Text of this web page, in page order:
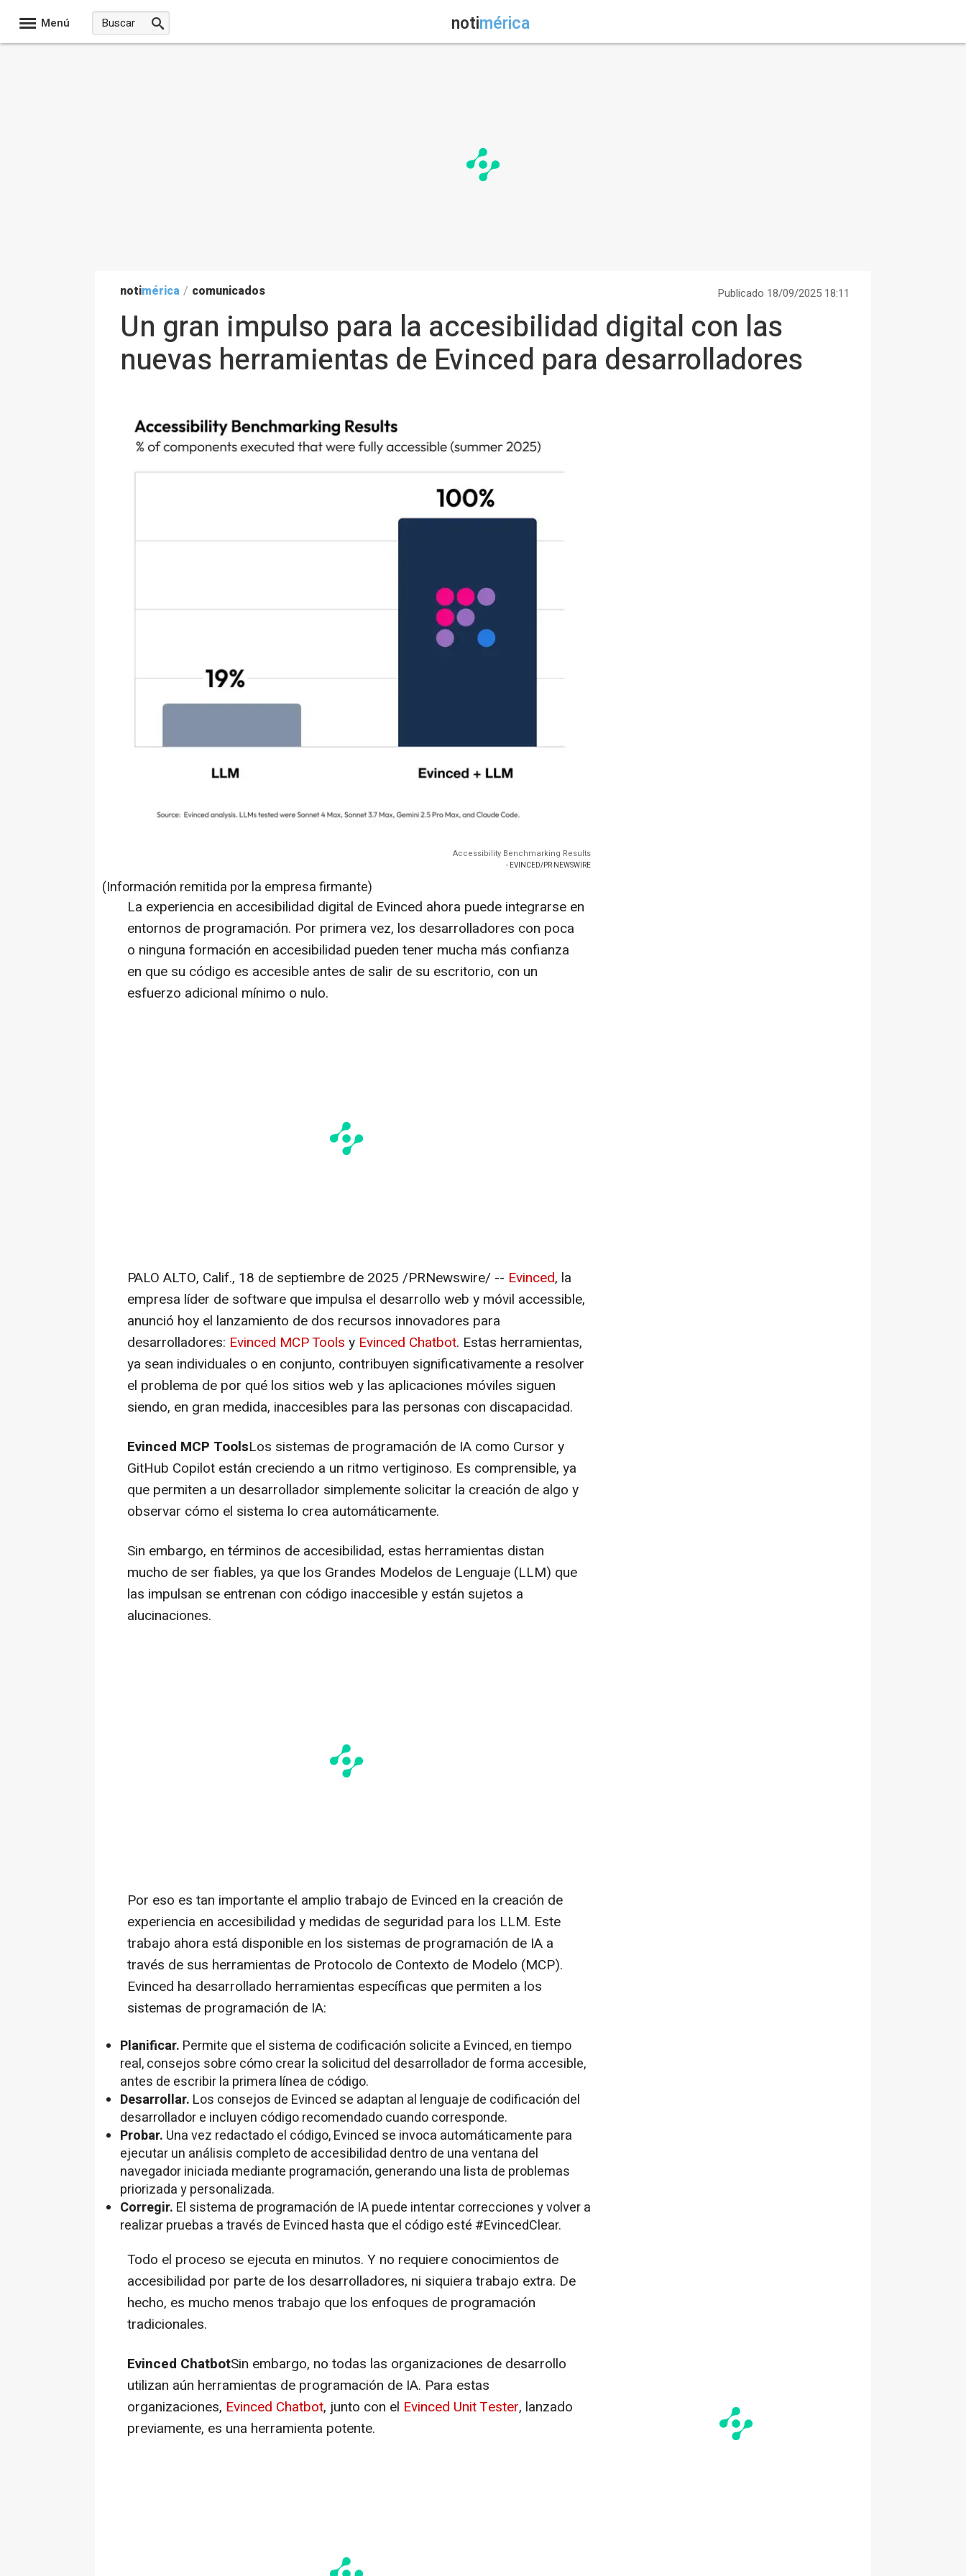
Menú notimérica
notimérica / comunicados Publicado 18/09/2025 18:11
Un gran impulso para la accesibilidad digital con las
nuevas herramientas de Evinced para desarrolladores
Accessibility Benchmarking Results
- EVINCED/PR NEWSWIRE
(Información remitida por la empresa firmante)
La experiencia en accesibilidad digital de Evinced ahora puede integrarse en
entornos de programación. Por primera vez, los desarrolladores con poca
o ninguna formación en accesibilidad pueden tener mucha más confianza
en que su código es accesible antes de salir de su escritorio, con un
esfuerzo adicional mínimo o nulo.
PALO ALTO, Calif., 18 de septiembre de 2025 /PRNewswire/ -- Evinced, la
empresa líder de software que impulsa el desarrollo web y móvil accessible,
anunció hoy el lanzamiento de dos recursos innovadores para
desarrolladores: Evinced MCP Tools y Evinced Chatbot. Estas herramientas,
ya sean individuales o en conjunto, contribuyen significativamente a resolver
el problema de por qué los sitios web y las aplicaciones móviles siguen
siendo, en gran medida, inaccesibles para las personas con discapacidad.
Evinced MCP ToolsLos sistemas de programación de IA como Cursor y
GitHub Copilot están creciendo a un ritmo vertiginoso. Es comprensible, ya
que permiten a un desarrollador simplemente solicitar la creación de algo y
observar cómo el sistema lo crea automáticamente.
Sin embargo, en términos de accesibilidad, estas herramientas distan
mucho de ser fiables, ya que los Grandes Modelos de Lenguaje (LLM) que
las impulsan se entrenan con código inaccesible y están sujetos a
alucinaciones.
Por eso es tan importante el amplio trabajo de Evinced en la creación de
experiencia en accesibilidad y medidas de seguridad para los LLM. Este
trabajo ahora está disponible en los sistemas de programación de IA a
través de sus herramientas de Protocolo de Contexto de Modelo (MCP).
Evinced ha desarrollado herramientas específicas que permiten a los
sistemas de programación de IA:
Planificar. Permite que el sistema de codificación solicite a Evinced, en tiempo
real, consejos sobre cómo crear la solicitud del desarrollador de forma accesible,
antes de escribir la primera línea de código.
Desarrollar. Los consejos de Evinced se adaptan al lenguaje de codificación del
desarrollador e incluyen código recomendado cuando corresponde.
Probar. Una vez redactado el código, Evinced se invoca automáticamente para
ejecutar un análisis completo de accesibilidad dentro de una ventana del
navegador iniciada mediante programación, generando una lista de problemas
priorizada y personalizada.
Corregir. El sistema de programación de IA puede intentar correcciones y volver a
realizar pruebas a través de Evinced hasta que el código esté #EvincedClear.
Todo el proceso se ejecuta en minutos. Y no requiere conocimientos de
accesibilidad por parte de los desarrolladores, ni siquiera trabajo extra. De
hecho, es mucho menos trabajo que los enfoques de programación
tradicionales.
Evinced ChatbotSin embargo, no todas las organizaciones de desarrollo
utilizan aún herramientas de programación de IA. Para estas
organizaciones, Evinced Chatbot, junto con el Evinced Unit Tester, lanzado
previamente, es una herramienta potente.